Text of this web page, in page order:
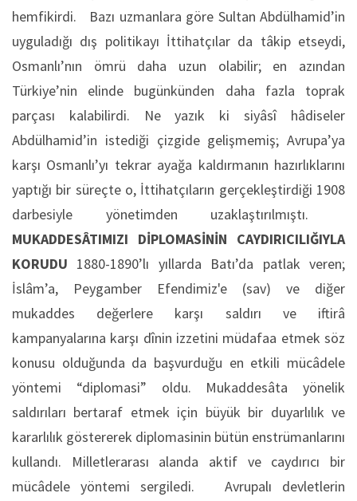
hemfikirdi. Bazı uzmanlara göre Sultan Abdülhamid’in
uyguladığı dış politikayı İttihatçılar da tâkip etseydi,
Osmanlı’nın ömrü daha uzun olabilir; en azından
Türkiye’nin elinde bugünkünden daha fazla toprak
parçası kalabilirdi. Ne yazık ki siyâsî hâdiseler
Abdülhamid’in istediği çizgide gelişmemiş; Avrupa’ya
karşı Osmanlı’yı tekrar ayağa kaldırmanın hazırlıklarını
yaptığı bir süreçte o, İttihatçıların gerçekleştirdiği 1908
darbesiyle yönetimden uzaklaştırılmıştı.
MUKADDESÂTIMIZI DİPLOMASİNİN CAYDIRICILIĞIYLA
KORUDU 1880-1890’lı yıllarda Batı’da patlak veren;
İslâm’a, Peygamber Efendimiz'e (sav) ve diğer
mukaddes değerlere karşı saldırı ve iftirâ
kampanyalarına karşı dînin izzetini müdafaa etmek söz
konusu olduğunda da başvurduğu en etkili mücâdele
yöntemi “diplomasi” oldu. Mukaddesâta yönelik
saldırıları bertaraf etmek için büyük bir duyarlılık ve
kararlılık göstererek diplomasinin bütün enstrümanlarını
kullandı. Milletlerarası alanda aktif ve caydırıcı bir
mücâdele yöntemi sergiledi. Avrupalı devletlerin